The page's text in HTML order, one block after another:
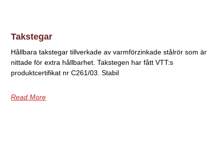
Takstegar
Hållbara takstegar tillverkade av varmförzinkade stålrör som är
nittade för extra hållbarhet. Takstegen har fått VTT:s
produktcertifikat nr C261/03. Stabil
Read More